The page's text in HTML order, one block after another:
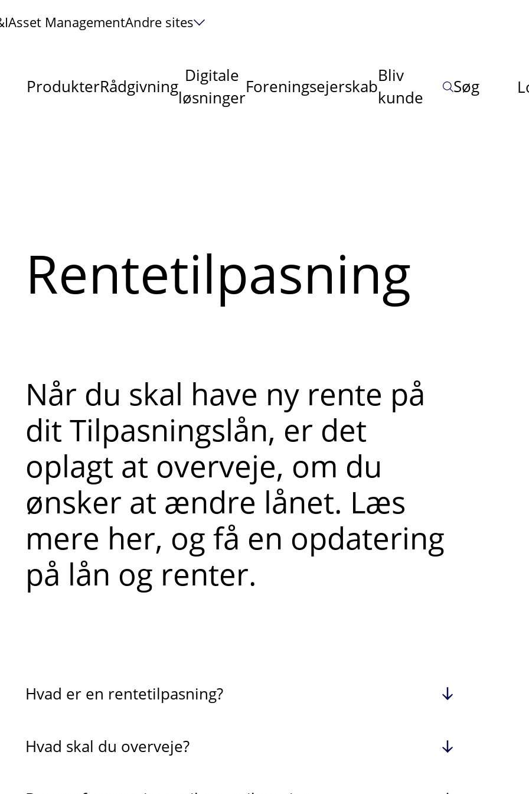
Asset ManagementAndre sites
ProdukterRådgivning
Digitale
løsninger
Foreningsejerskab
Bliv
kunde
Søg
Rentetilpasning
Når du skal have ny rente på
dit Tilpasningslån, er det
oplagt at overveje, om du
ønsker at ændre lånet. Læs
mere her, og få en opdatering
på lån og renter.
Hvad er en rentetilpasning?
Hvad skal du overveje?